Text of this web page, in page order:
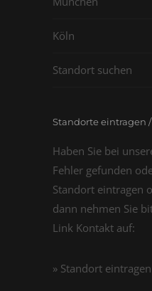
Köln
Standort suchen
Standorte eintragen
Haben Sie bei
Fehler gefunden
Standort eintragen
dann nehmen Sie
Link Kontakt auf:
» Standort